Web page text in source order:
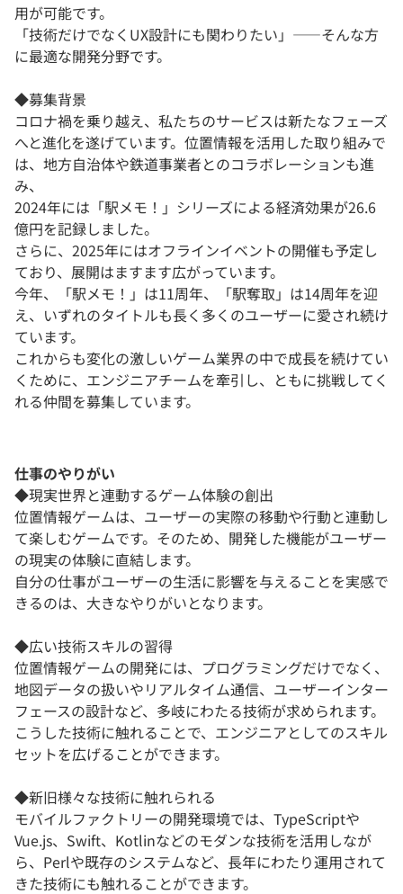
用が可能です。
「技術だけでなくUX設計にも関わりたい」――そんな方
に最適な開発分野です。
◆募集背景
コロナ禍を乗り越え、私たちのサービスは新たなフェーズ
へと進化を遂げています。位置情報を活用した取り組みで
は、地方自治体や鉄道事業者とのコラボレーションも進
み、
2024年には「駅メモ！」シリーズによる経済効果が26.6
億円を記録しました。
さらに、2025年にはオフラインイベントの開催も予定し
ており、展開はますます広がっています。
今年、「駅メモ！」は11周年、「駅奪取」は14周年を迎
え、いずれのタイトルも長く多くのユーザーに愛され続け
ています。
これからも変化の激しいゲーム業界の中で成長を続けてい
くために、エンジニアチームを牽引し、ともに挑戦してく
れる仲間を募集しています。
仕事のやりがい
◆現実世界と連動するゲーム体験の創出
位置情報ゲームは、ユーザーの実際の移動や行動と連動し
て楽しむゲームです。​そのため、開発した機能がユーザー
の現実の体験に直結します。
自分の仕事がユーザーの生活に影響を与えることを実感で
きるのは、大きなやりがいとなります。​
◆広い技術スキルの習得
位置情報ゲームの開発には、プログラミングだけでなく、
地図データの扱いやリアルタイム通信、ユーザーインター
フェースの設計など、多岐にわたる技術が求められます。​
こうした技術に触れることで、エンジニアとしてのスキル
セットを広げることができます。
◆新旧様々な技術に触れられる
モバイルファクトリーの開発環境では、TypeScriptや
Vue.js、Swift、Kotlinなどのモダンな技術を活用しなが
ら、Perlや既存のシステムなど、長年にわたり運用されて
きた技術にも触れることができます。